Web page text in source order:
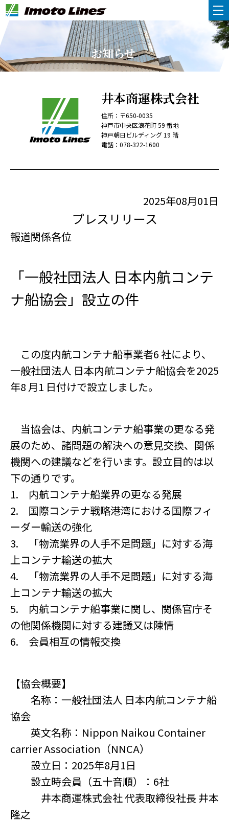
お知らせ
井本商運株式会社
住所：〒650-0035
神戸市中央区浪花町 59 番地
神戸朝日ビルディング 19 階
電話： 078-322-1600
2025年08月01日
プレスリリース
報道関係各位
「一般社団法人 日本内航コンテ
ナ船協会」設立の件
この度内航コンテナ船事業者6 社により、
一般社団法人 日本内航コンテナ船協会を2025
年8 月1 日付けで設立しました。
当協会は、内航コンテナ船事業の更なる発
展のため、諸問題の解決への意見交換、関係
機関への建議などを行います。設立目的は以
下の通りです。
1. 内航コンテナ船業界の更なる発展
2. 国際コンテナ戦略港湾における国際フィ
ーダー輸送の強化
3. 「物流業界の人手不足問題」に対する海
上コンテナ輸送の拡大
4. 「物流業界の人手不足問題」に対する海
上コンテナ輸送の拡大
5. 内航コンテナ船事業に関し、関係官庁そ
の他関係機関に対する建議又は陳情
6. 会員相互の情報交換
【協会概要】
名称：一般社団法人 日本内航コンテナ船
協会
英文名称：Nippon Naikou Container
carrier Association（NNCA）
設立日：2025年8月1日
設立時会員（五十音順）：6社
井本商運株式会社 代表取締役社長 井本
隆之